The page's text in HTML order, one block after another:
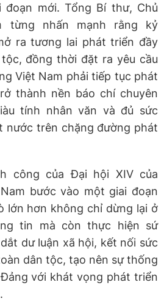
đoạn mới. Tổng Bí thư, Chủ
từng nhấn mạnh rằng kỷ
ra tương lai phát triển đầy
đồng thời đặt ra yêu cầu
Việt Nam phải tiếp tục phát
thành nền báo chí chuyên
tính nhân văn và đủ sức
nước trên chặng đường phát
công của Đại hội XIV của
bước vào một giai đoạn
lớn hơn không chỉ dừng lại ở
tin mà còn thực hiện sứ
dư luận xã hội, kết nối sức
dân tộc, tạo nên sự thống
với khát vọng phát triển